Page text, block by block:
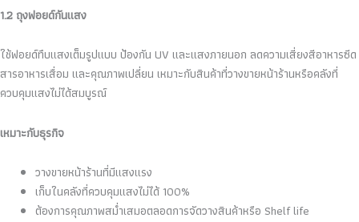
1.2 ถุงฟอยด์กันแสง
ใช้ฟอยด์ทึบแสงเต็มรูปแบบ ป้องกัน UV และแสงภายนอก ลดความเสี่ยงสีอาหารซีด
สารอาหารเสื่อม และคุณภาพเปลี่ยน เหมาะกับสินค้าที่วางขายหน้าร้านหรือคลังที่
ควบคุมแสงไม่ได้สมบูรณ์
เหมาะกับธุรกิจ
วางขายหน้าร้านที่มีแสงแรง
เก็บในคลังที่ควบคุมแสงไม่ได้ 100%
ต้องการคุณภาพสม่ำเสมอตลอดการจัดวางสินค้าหรือ Shelf life